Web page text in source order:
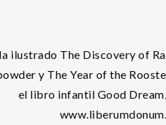
ilustrado The Discovery of
y The Year of the
el libro infantil Good